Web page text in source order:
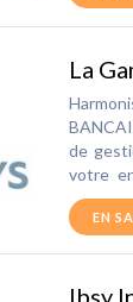
La
de
votre
EN
Ibsy